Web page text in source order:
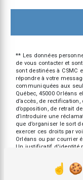
** Les données
de vous contacter et
sont destinées à CSMC
répondre à votre
communiquées aux
Québec, 45000 Orléans
d’accès, de
d’opposition, de retrait
d’introduire une
que d’organiser le sort
exercer ces droits par
Orléans ou par courrier
Un justificatif d'identité
vos données pendant
durée de prescription
contentieux. Vous
au démarchage